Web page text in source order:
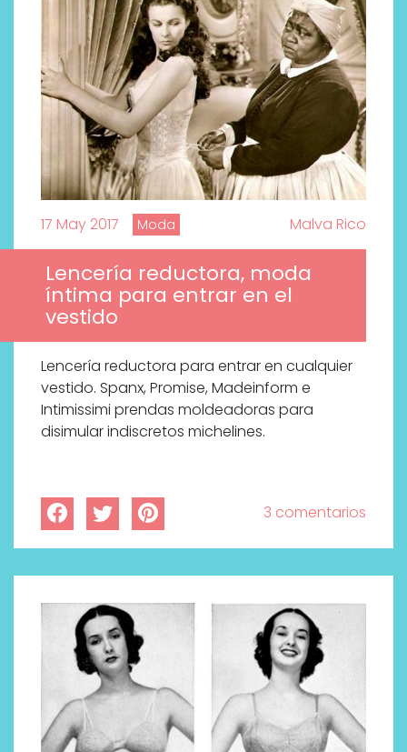
17 May 2017 Moda Malva Rico
Lencería reductora, moda
íntima para entrar en el
vestido
Lencería reductora para entrar en cualquier
vestido. Spanx, Promise, Madeinform e
Intimissimi prendas moldeadoras para
disimular indiscretos michelines.
3 comentarios